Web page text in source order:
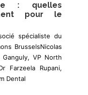
: quelles
pour le
spécialiste du
BrusselsNicolas
Ganguly, VP North
Farzeela Rupani,
Dental